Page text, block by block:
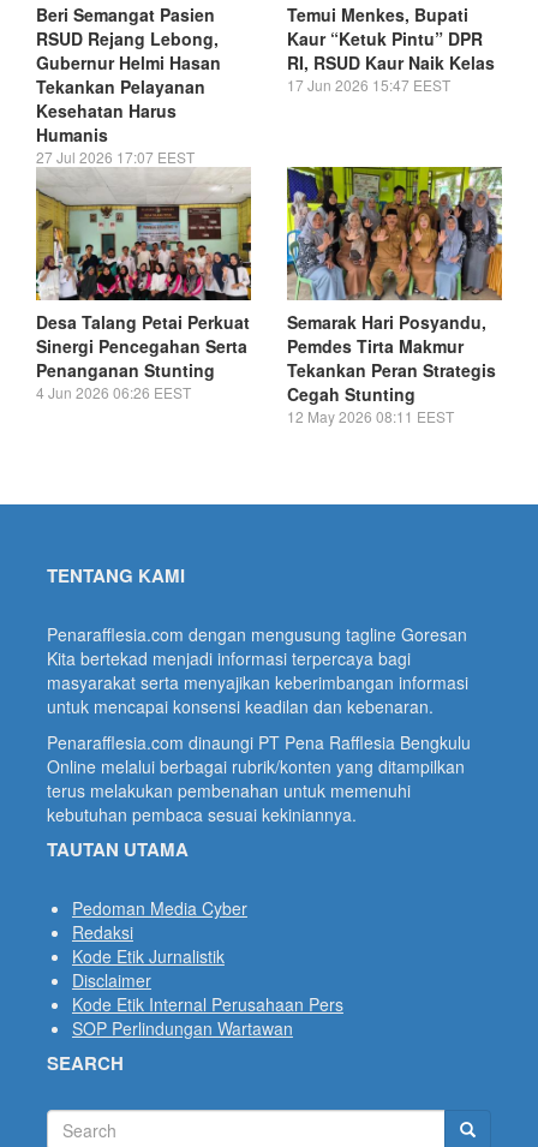
Beri Semangat Pasien
RSUD Rejang Lebong,
Gubernur Helmi Hasan
Tekankan Pelayanan
Kesehatan Harus
Humanis
27 Jul 2026 17:07 EEST
Temui Menkes, Bupati
Kaur “Ketuk Pintu” DPR
RI, RSUD Kaur Naik Kelas
17 Jun 2026 15:47 EEST
Desa Talang Petai Perkuat
Sinergi Pencegahan Serta
Penanganan Stunting
4 Jun 2026 06:26 EEST
Semarak Hari Posyandu,
Pemdes Tirta Makmur
Tekankan Peran Strategis
Cegah Stunting
12 May 2026 08:11 EEST
TENTANG KAMI
Penarafflesia.com dengan mengusung tagline Goresan
Kita bertekad menjadi informasi terpercaya bagi
masyarakat serta menyajikan keberimbangan informasi
untuk mencapai konsensi keadilan dan kebenaran.
Penarafflesia.com dinaungi PT Pena Rafflesia Bengkulu
Online melalui berbagai rubrik/konten yang ditampilkan
terus melakukan pembenahan untuk memenuhi
kebutuhan pembaca sesuai kekiniannya.
TAUTAN UTAMA
Pedoman Media Cyber
Redaksi
Kode Etik Jurnalistik
Disclaimer
Kode Etik Internal Perusahaan Pers
SOP Perlindungan Wartawan
SEARCH
Search Search